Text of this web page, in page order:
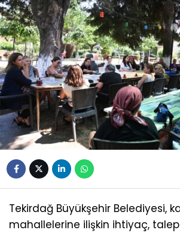
Tekirdağ Büyükşehir Belediyesi,
mahallelerine ilişkin ihtiyaç, talep